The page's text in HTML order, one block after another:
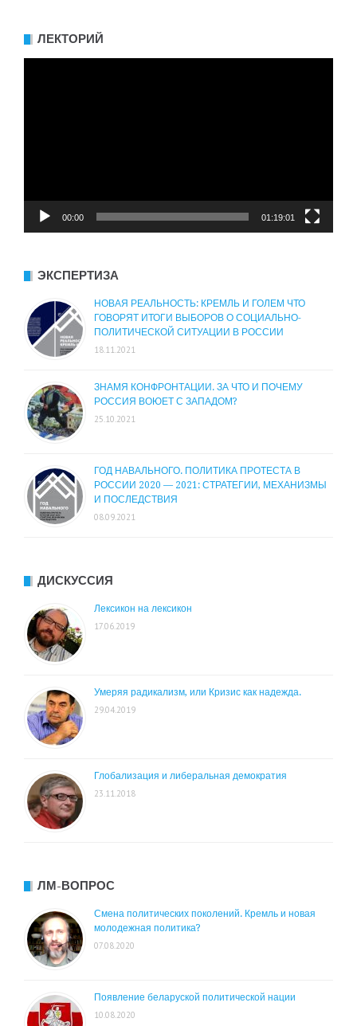
ЛЕКТОРИЙ
00:00 01:19:01
ЭКСПЕРТИЗА
НОВАЯ РЕАЛЬНОСТЬ: КРЕМЛЬ И ГОЛЕМ ЧТО
ГОВОРЯТ ИТОГИ ВЫБОРОВ О СОЦИАЛЬНО-
ПОЛИТИЧЕСКОЙ СИТУАЦИИ В РОССИИ
18.11.2021
ЗНАМЯ КОНФРОНТАЦИИ. ЗА ЧТО И ПОЧЕМУ
РОССИЯ ВОЮЕТ С ЗАПАДОМ?
25.10.2021
ГОД НАВАЛЬНОГО. ПОЛИТИКА ПРОТЕСТА В
РОССИИ 2020 — 2021: СТРАТЕГИИ, МЕХАНИЗМЫ
И ПОСЛЕДСТВИЯ
08.09.2021
ДИСКУССИЯ
Лексикон на лексикон
17.06.2019
Умеряя радикализм, или Кризис как надежда.
29.04.2019
Глобализация и либеральная демократия
23.11.2018
ЛМ-ВОПРОС
Смена политических поколений. Кремль и новая
молодежная политика?
07.08.2020
Появление беларуской политической нации
10.08.2020